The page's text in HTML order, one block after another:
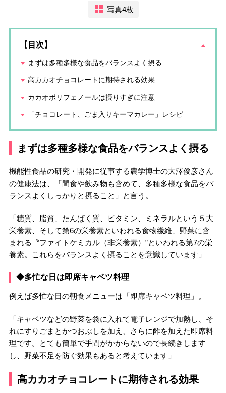
写真4枚
【目次】
まずは多種多様な食品をバランスよく摂る
高カカオチョコレートに期待される効果
カカオポリフェノールは摂りすぎに注意
「チョコレート、ごま入りキーマカレー」レシピ
まずは多種多様な食品をバランスよく摂る
機能性食品の研究・開発に従事する農学博士の大澤俊彦さん
の健康法は、「間食や飲み物も含めて、多種多様な食品をバ
ランスよくしっかりと摂ること」と言う。
「糖質、脂質、たんぱく質、ビタミン、ミネラルという５大
栄養素、そして第6の栄養素といわれる食物繊維、野菜に含
まれる〝ファイトケミカル（非栄養素）”といわれる第7の栄
養素。これらをバランスよく摂ることを意識しています」
◆多忙な日は即席キャベツ料理
例えば多忙な日の朝食メニューは「即席キャベツ料理」。
「キャベツなどの野菜を袋に入れて電子レンジで加熱し、そ
れにすりごまとかつおぶしを加え、さらに酢を加えた即席料
理です。とても簡単で手間がかからないので長続きします
し、野菜不足を防ぐ効果もあると考えています」
高カカオチョコレートに期待される効果